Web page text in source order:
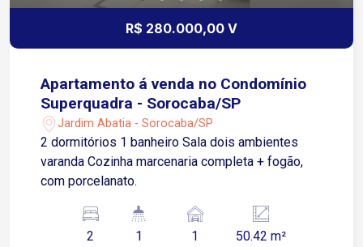
R$ 280.000,00 V
Apartamento á venda no Condomínio
Superquadra - Sorocaba/SP
Jardim Abatia - Sorocaba/SP
2 dormitórios 1 banheiro Sala dois ambientes
varanda Cozinha marcenaria completa + fogão,
com porcelanato.
2 1 1 50.42 m²